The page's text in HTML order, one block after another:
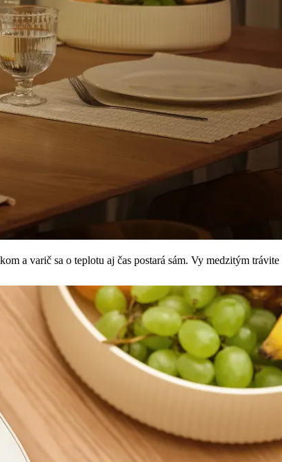
a varič sa o teplotu aj čas postará sám. Vy medzitým trávite